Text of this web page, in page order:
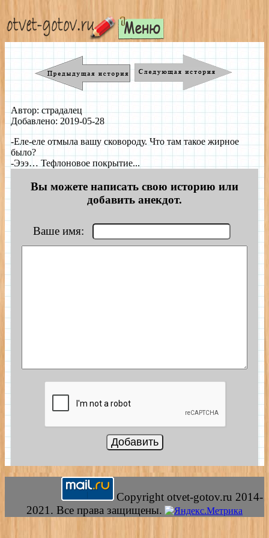
Автор: страдалец
Добавлено: 2019-05-28
-Еле-еле отмыла вашу сковороду. Что там такое жирное
было?
-Эээ… Тефлоновое покрытие...
Вы можете написать свою историю или
добавить анекдот.
Ваше имя:
Copyright otvet-gotov.ru 2014-
2021. Все права защищены.